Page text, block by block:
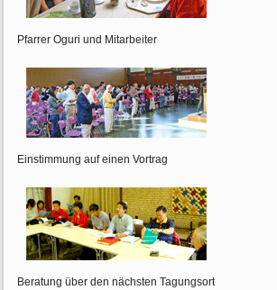
Pfarrer Oguri und Mitarbeiter
Einstimmung auf einen Vortrag
Beratung über den nächsten Tagungsort